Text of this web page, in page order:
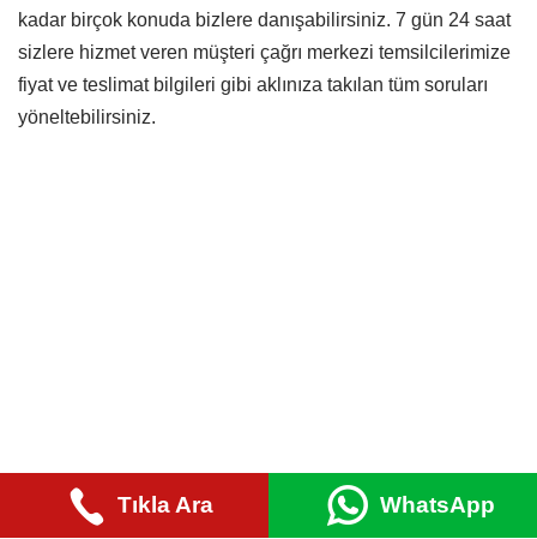
kadar birçok konuda bizlere danışabilirsiniz. 7 gün 24 saat
sizlere hizmet veren müşteri çağrı merkezi temsilcilerimize
fiyat ve teslimat bilgileri gibi aklınıza takılan tüm soruları
yöneltebilirsiniz.
© 2022 | ER KURYE
Tıkla Ara WhatsApp